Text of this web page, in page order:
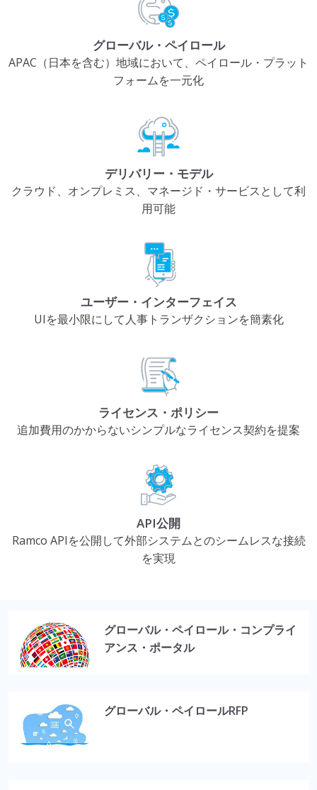
グローバル・ペイロール
APAC（日本を含む）地域において、ペイロール・プラット
フォームを一元化
デリバリー・モデル
クラウド、オンプレミス、マネージド・サービスとして利
用可能
ユーザー・インターフェイス
UIを最小限にして人事トランザクションを簡素化
ライセンス・ポリシー
追加費用のかからないシンプルなライセンス契約を提案
API公開
Ramco APIを公開して外部システムとのシームレスな接続
を実現
グローバル・ペイロール・コンプライ
アンス・ポータル
グローバル・ペイロールRFP